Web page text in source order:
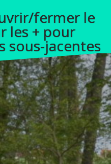
fermer le
les + pour
sous-jacentes